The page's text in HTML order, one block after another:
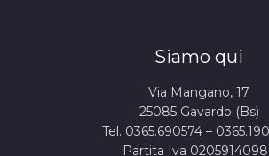
Siamo qui
Via Mangano, 17
25085 Gavardo (Bs)
Tel. 0365.690574 –
Partita Iva